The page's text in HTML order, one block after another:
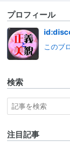
プロフィール
このブ
検索
注目記事